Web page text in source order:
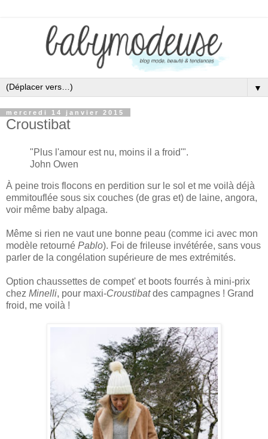
▼
mercredi 14 janvier 2015
Croustibat
"Plus l'amour est nu, moins il a froid'".
John Owen
À peine trois flocons en perdition sur le sol et me voilà déjà
emmitouflée sous six couches (de gras et) de laine, angora,
voir même baby alpaga.
Même si rien ne vaut une bonne peau (comme ici avec mon
modèle retourné Pablo). Foi de frileuse invétérée, sans vous
parler de la congélation supérieure de mes extrémités.
Option chaussettes de compet' et boots fourrés à mini-prix
chez Minelli, pour maxi-Croustibatdes campagnes ! Grand
froid, me voilà !